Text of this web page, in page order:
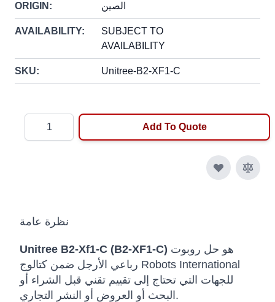
ORIGIN: الصين
AVAILABILITY:
SUBJECT TO
AVAILABILITY
SKU: Unitree-B2-XF1-C
Add To Quote
نظرة عامة
Unitree B2-Xf1-C (B2-XF1-C)
رباعي الأرجل ضمن كتالوج Robots International
للجهات التي تحتاج إلى تقييم تقني قبل الشراء أو
البحث أو العروض أو النشر التجاري.